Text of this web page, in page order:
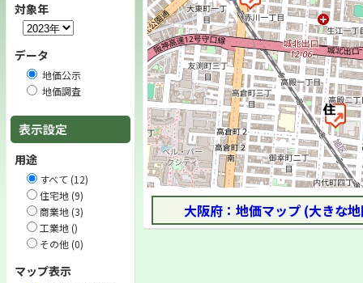
対象年
データ
地価公示
地価調査
表示設定
用途
すべて (12)
住宅地 (9)
商業地 (3)
工業地 ()
その他 (0)
マップ表示
大阪府：地価マップ (大きな